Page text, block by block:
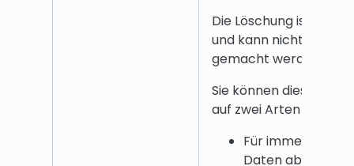
Die Löschung ist
und kann nicht
gemacht werden.
Sie können diese
auf zwei Arten
Für immer
Daten